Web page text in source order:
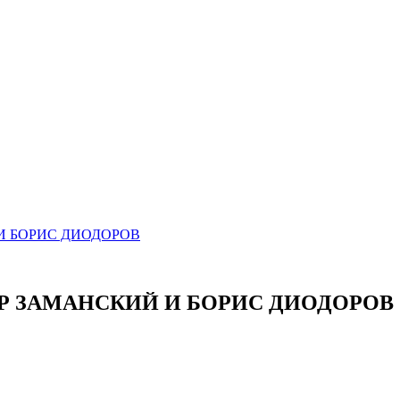
БОРИС ДИОДОРОВ
И БОРИС ДИОДОРОВ